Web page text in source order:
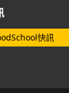
快訊